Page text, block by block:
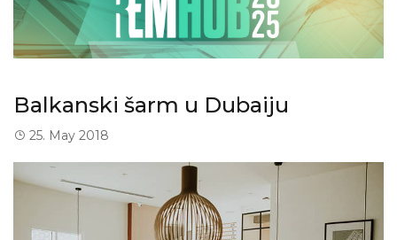
Balkanski šarm u Dubaiju
25. May 2018